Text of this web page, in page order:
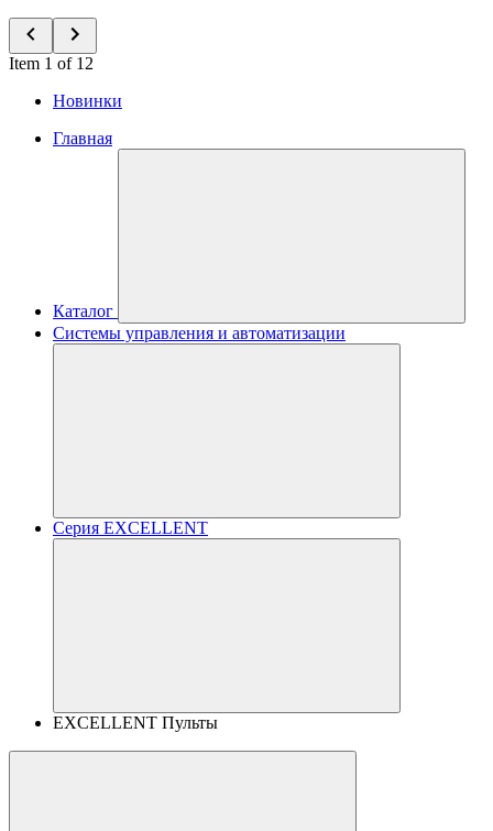
Item 1 of 12
Новинки
Главная
Каталог
Системы управления и автоматизации
Серия EXCELLENT
EXCELLENT Пульты